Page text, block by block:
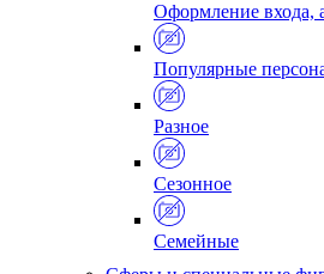
Оформление входа,
Популярные
Разное
Сезонное
Семейные